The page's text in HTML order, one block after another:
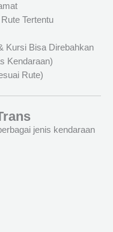
Tertentu
Kursi Bisa Direbahkan
Kendaraan)
Rute)
jenis kendaraan